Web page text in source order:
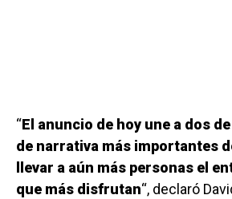
“El anuncio de hoy une a dos
de narrativa más importantes
llevar a aún más personas el
que más disfrutan“, declaró